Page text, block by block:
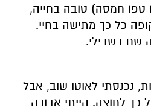
טפו חמסה) טובה בחייה,
כל כך מתישה בחיי.
שם בשבילי.
נכנסתי לאוטו שוב, אבל
כך לחוצה. הייתי אבודה